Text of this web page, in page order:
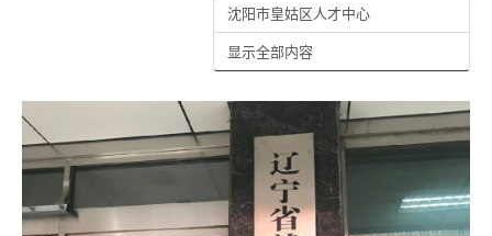
沈阳市皇姑区人才中心
显示全部内容